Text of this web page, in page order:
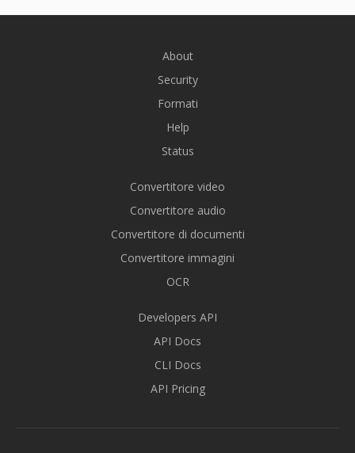
About
Security
Formati
Help
Status
Convertitore video
Convertitore audio
Convertitore di documenti
Convertitore immagini
OCR
Developers API
API Docs
CLI Docs
API Pricing